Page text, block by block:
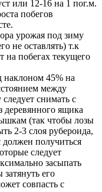
или 12-16 на 1 пог.м.
побегов
урожая под зиму
не оставлять) т.к
на побегах текущего
наклоном 45% на
между
снимать с
ящика
(так чтобы лозы
2-3 слоя рубероида,
получиться
следует
засыпать
его
совпасть с